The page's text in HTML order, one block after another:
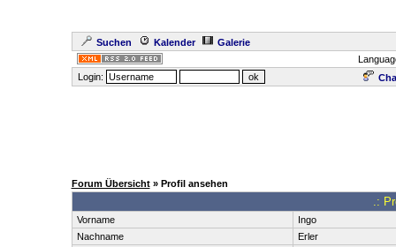
Suchen Kalender
Galerie
Login:
Forum Übersicht» Profil ansehen
.:
Vorname
Ingo
Nachname
Erler